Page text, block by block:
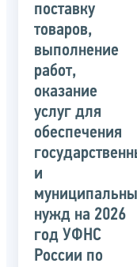
поставку
товаров,
выполнение
работ,
оказание
услуг для
обеспечения
и
нужд на 2026
год УФНС
России по